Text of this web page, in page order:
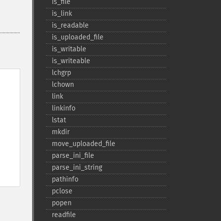
is_​file
is_​link
is_​readable
is_​uploaded_​file
is_​writable
is_​writeable
lchgrp
lchown
link
linkinfo
lstat
mkdir
move_​uploaded_​file
parse_​ini_​file
parse_​ini_​string
pathinfo
pclose
popen
readfile